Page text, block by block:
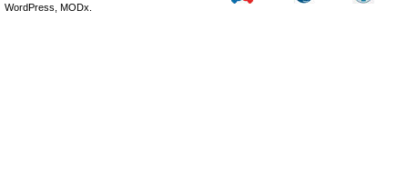
WordPress, MODx.